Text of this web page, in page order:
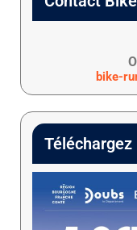
bike-